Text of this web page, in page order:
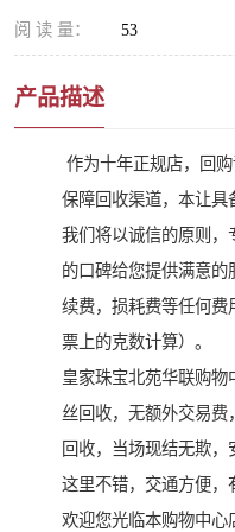
阅 读 量： 53
产品描述
作为十年正规店，回
保障回收渠道，本让具
我们将以诚信的原则，
的口碑给您提供满意
续费，损耗费等任何费
票上的克数计算）。
皇家珠宝北苑华联购
丝回收，无额外交易
回收，当场现结无欺，
这里不错，交通方便，
欢迎您光临本购物中心